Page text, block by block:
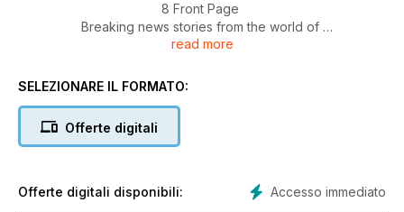
8 Front Page
Breaking news stories from the world of
helicopters, drones, multicopters and UAVs
The latest new drones, helicopters,
57 Next Issue
read more
SELEZIONARE IL FORMATO:
Offerte digitali
Accesso immediato
Offerte digitali disponibili: